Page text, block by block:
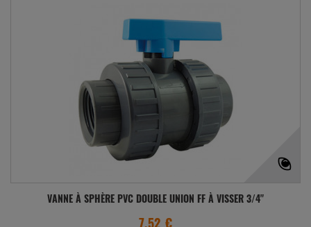
VANNE À SPHÈRE PVC DOUBLE UNION FF À VISSER 3/4"